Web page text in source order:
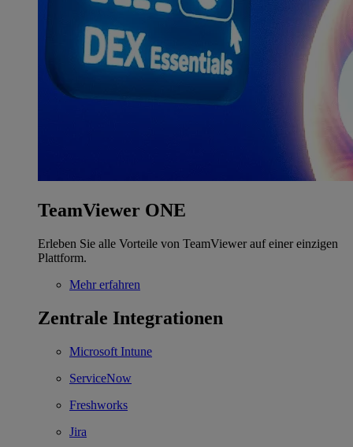
TeamViewer ONE
Erleben Sie alle Vorteile von TeamViewer auf einer einzigen
Plattform.
Mehr erfahren
Zentrale Integrationen
Microsoft Intune
ServiceNow
Freshworks
Jira